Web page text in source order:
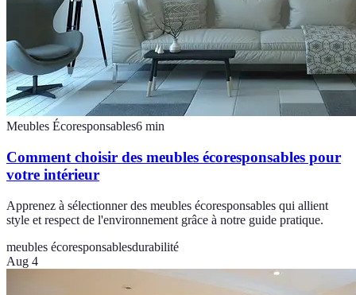
Meubles Écoresponsables6 min
Comment choisir des meubles écoresponsables pour
votre intérieur
Apprenez à sélectionner des meubles écoresponsables qui allient
style et respect de l'environnement grâce à notre guide pratique.
meubles écoresponsablesdurabilité
Aug 4